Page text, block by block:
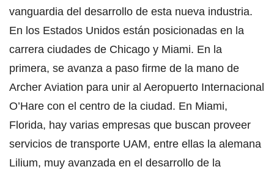
vanguardia del desarrollo de esta nueva industria.
En los Estados Unidos están posicionadas en la
carrera ciudades de Chicago y Miami. En la
primera, se avanza a paso firme de la mano de
Archer Aviation para unir al Aeropuerto Internacional
O’Hare con el centro de la ciudad. En Miami,
Florida, hay varias empresas que buscan proveer
servicios de transporte UAM, entre ellas la alemana
Lilium, muy avanzada en el desarrollo de la